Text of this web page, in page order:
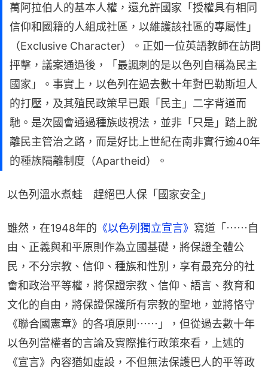
萬阿拉伯人的基本人權，還允許國家「授權具有相同
信仰和國籍的人組成社區，以維護該社區的專屬性」
（Exclusive Character）。正如一位英語教師在訪問
抨擊，議案通過後，「最諷刺的是以色列自稱為民主
國家」。事實上，以色列在過去數十年對巴勒斯坦人
的打壓，及其殖民政策早已跟「民主」二字背道而
馳。是次國會通過種族歧視法，並非「只是」踏上脫
離民主管治之路，而是好比上世紀在南非實行逾40年
的種族隔離制度（Apartheid）。
以色列溫水煮蛙　趕絕巴人保「國家安全」
雖然，在1948年的 《以色列獨立宣言》 寫道「⋯⋯自
由、正義與和平原則作為立國基礎，將保證全體公
民，不分宗教、信仰、種族和性別，享有最充分的社
會和政治平等權，將保證宗教、信仰、語言、教育和
文化的自由，將保證保護所有宗教的聖地，並將恪守
《聯合國憲章》的各項原則⋯⋯」，但從過去數十年
以色列當權者的言論及實際推行政策來看，上述的
《宣言》內容猶如虛設，不但無法保護巴人的平等政